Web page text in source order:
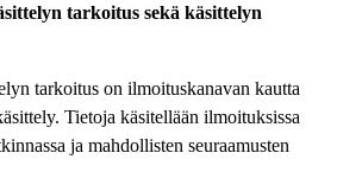
tarkoitus sekä käsittelyn
tarkoitus on ilmoituskanavan kautta
Tietoja käsitellään ilmoituksissa
ja mahdollisten seuraamusten